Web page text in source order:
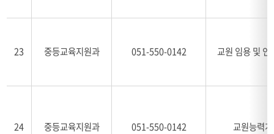
23 중등교육지원과 051-550-0142 교원 임용 및 인
24 중등교육지원과 051-550-0142 교원능력